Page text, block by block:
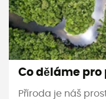
Co děláme
Příroda je náš